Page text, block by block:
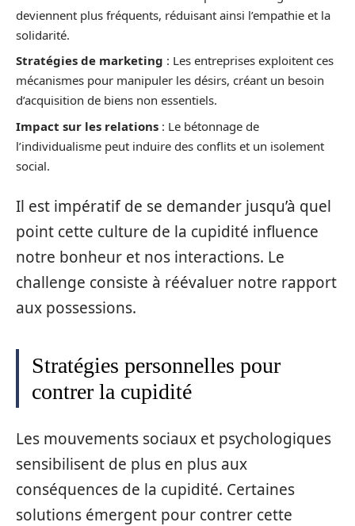
deviennent plus fréquents, réduisant ainsi l’empathie et la
solidarité.
Stratégies de marketing : Les entreprises exploitent ces
mécanismes pour manipuler les désirs, créant un besoin
d’acquisition de biens non essentiels.
Impact sur les relations : Le bétonnage de
l’individualisme peut induire des conflits et un isolement
social.
Il est impératif de se demander jusqu’à quel
point cette culture de la cupidité influence
notre bonheur et nos interactions. Le
challenge consiste à réévaluer notre rapport
aux possessions.
Stratégies personnelles pour
contrer la cupidité
Les mouvements sociaux et psychologiques
sensibilisent de plus en plus aux
conséquences de la cupidité. Certaines
solutions émergent pour contrer cette